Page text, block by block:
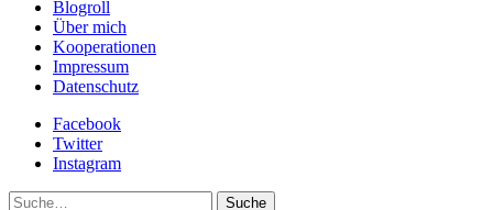
Blogroll
Über mich
Kooperationen
Impressum
Datenschutz
Facebook
Twitter
Instagram
Suche